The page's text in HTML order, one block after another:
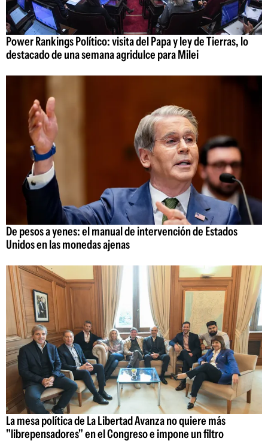
Power Rankings Político: visita del Papa y ley de Tierras, lo
destacado de una semana agridulce para Milei
De pesos a yenes: el manual de intervención de Estados
Unidos en las monedas ajenas
La mesa política de La Libertad Avanza no quiere más
"librepensadores" en el Congreso e impone un filtro